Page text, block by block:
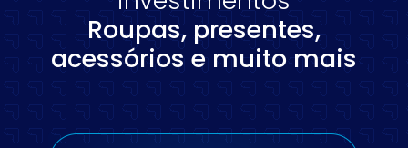
Roupas, presentes,
acessórios e muito mais